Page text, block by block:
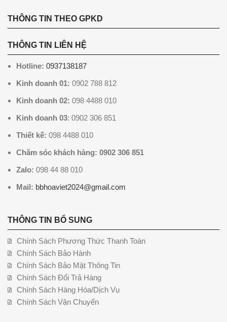
THÔNG TIN THEO GPKD
THÔNG TIN LIÊN HỆ
Hotline: 0937138187
Kinh doanh 01: 0902 788 812
Kinh doanh 02: 098 4488 010
Kinh doanh 03: 0902 306 851
Thiết kế: 098 4488 010
Chăm sóc khách hàng: 0902 306 851
Zalo: 098 44 88 010
Mail: bbhoaviet2024@gmail.com
THÔNG TIN BỔ SUNG
Chính Sách Phương Thức Thanh Toán
Chính Sách Bảo Hành
Chính Sách Bảo Mật Thông Tin
Chính Sách Đổi Trả Hàng
Chính Sách Hàng Hóa/Dịch Vụ
Chính Sách Vận Chuyển